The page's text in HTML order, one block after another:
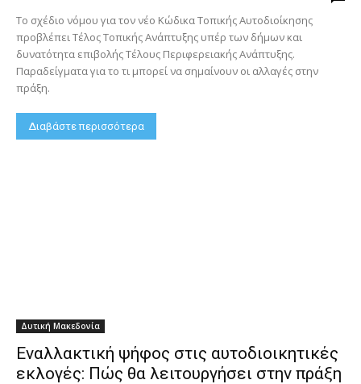
Το σχέδιο νόμου για τον νέο Κώδικα Τοπικής Αυτοδιοίκησης
προβλέπει Τέλος Τοπικής Ανάπτυξης υπέρ των δήμων και
δυνατότητα επιβολής Τέλους Περιφερειακής Ανάπτυξης.
Παραδείγματα για το τι μπορεί να σημαίνουν οι αλλαγές στην
πράξη.
Διαβάστε περισσότερα
Δυτική Μακεδονία
Εναλλακτική ψήφος στις αυτοδιοικητικές
εκλογές: Πώς θα λειτουργήσει στην πράξη